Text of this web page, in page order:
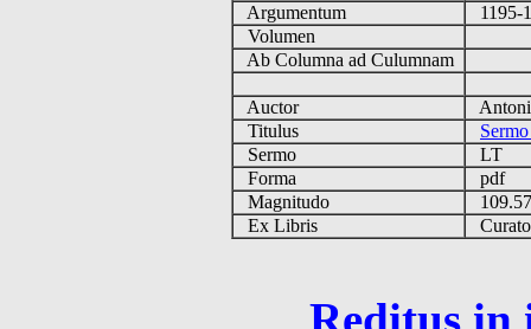
Argumentum
1195-
Volumen
Ab Columna ad Culumnam
Auctor
Titulus
Sermo
LT
Forma
pdf
Magnitudo
Ex Libris